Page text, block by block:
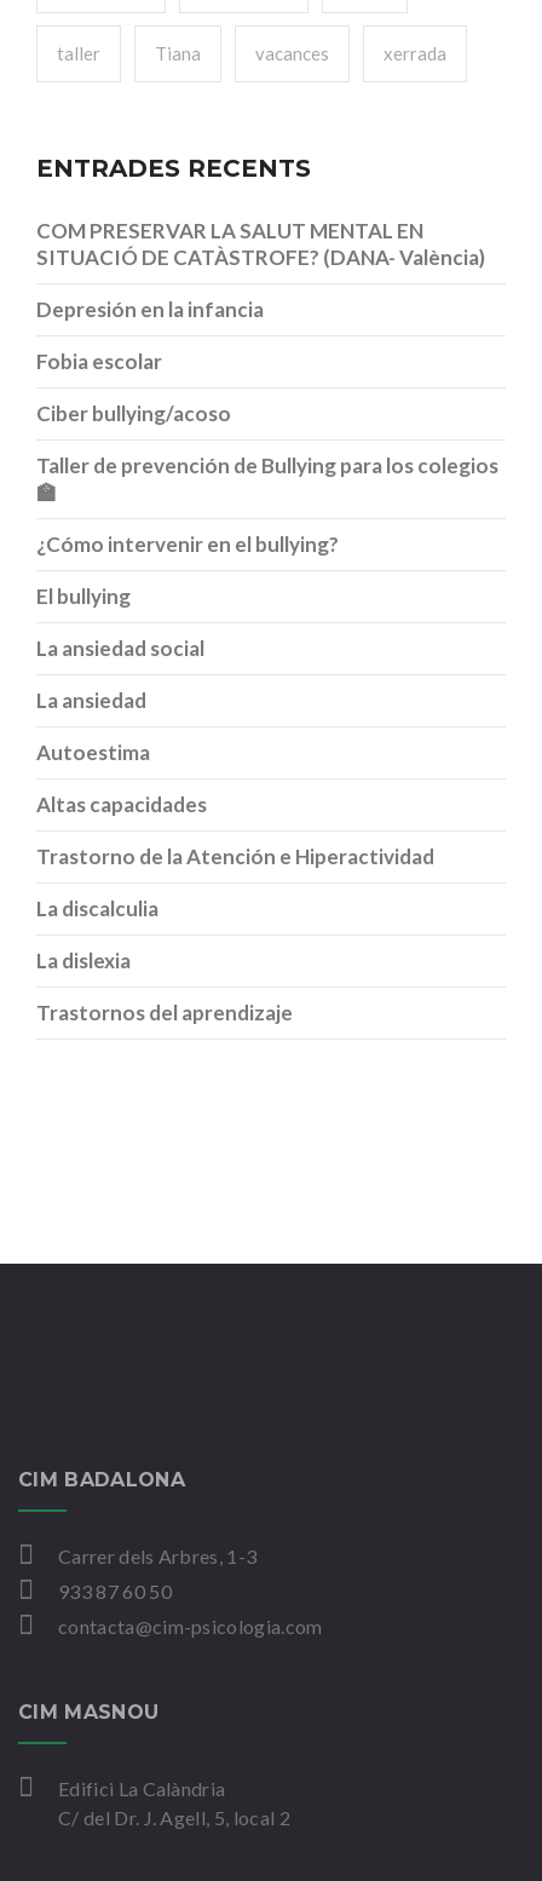
taller Tiana vacances xerrada
ENTRADES RECENTS
COM PRESERVAR LA SALUT MENTAL EN
SITUACIÓ DE CATÀSTROFE? (DANA- València)
Depresión en la infancia
Fobia escolar
Ciber bullying/acoso
Taller de prevención de Bullying para los colegios
🏫
¿Cómo intervenir en el bullying?
El bullying
La ansiedad social
La ansiedad
Autoestima
Altas capacidades
Trastorno de la Atención e Hiperactividad
La discalculia
La dislexia
Trastornos del aprendizaje
CIM BADALONA
Carrer dels Arbres, 1-3
933 87 60 50
contacta@cim-psicologia.com
CIM MASNOU
Edifici La Calàndria
C/ del Dr. J. Agell, 5, local 2